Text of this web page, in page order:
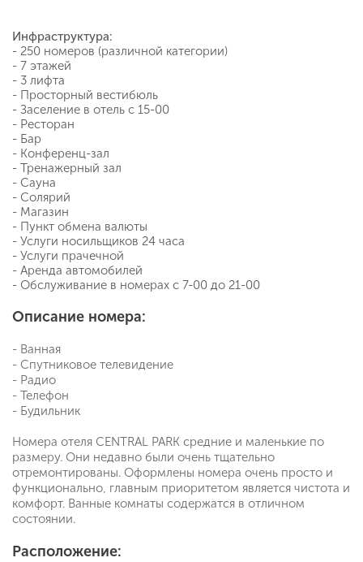
Инфраструктура:
- 250 номеров (различной категории)
- 7 этажей
- 3 лифта
- Просторный вестибюль
- Заселение в отель с 15-00
- Ресторан
- Бар
- Конференц-зал
- Тренажерный зал
- Сауна
- Солярий
- Магазин
- Пункт обмена валюты
- Услуги носильщиков 24 часа
- Услуги прачечной
- Аренда автомобилей
- Обслуживание в номерах с 7-00 до 21-00
Описание номера:
- Ванная
- Спутниковое телевидение
- Радио
- Телефон
- Будильник
Номера отеля CENTRAL PARK средние и маленькие по
размеру. Они недавно были очень тщательно
отремонтированы. Оформлены номера очень просто и
функционально, главным приоритетом является чистота и
комфорт. Ванные комнаты содержатся в отличном
состоянии.
Расположение: